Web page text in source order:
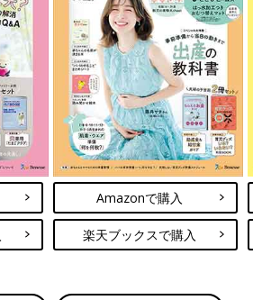
Amazonで購入
楽天ブックスで購入